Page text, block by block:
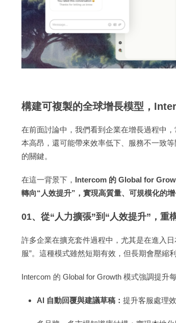
構建可複製的全球增長模型，
在前面討論中，我們看到企業在增長過程中
本高昂，還可能帶來效率低下、服務不一致
的關鍵。
在這一背景下， Intercom 的 Global for
轉向“人效提升”，實現高質量、可規模化的
01、從“人力擴張”到“人效提升”，重
許多企業在擴充套件過程中，尤其是在進入
服”。這種模式雖然短期有效，但長期會壓縮
Intercom 的 Global for Growth 模式強調提升
AI 自動回覆與建議草稿： 提升客服處理